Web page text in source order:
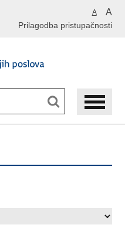
A A
Prilagodba pristupačnosti